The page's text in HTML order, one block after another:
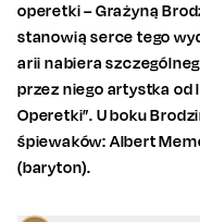
operetki – Grażyną
stanowią serce tego
arii nabiera
przez niego artystka od
Operetki”. U boku
śpiewaków: Albert
(baryton).